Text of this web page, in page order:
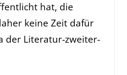
hat, die
keine Zeit dafür
der Literatur-zweiter-